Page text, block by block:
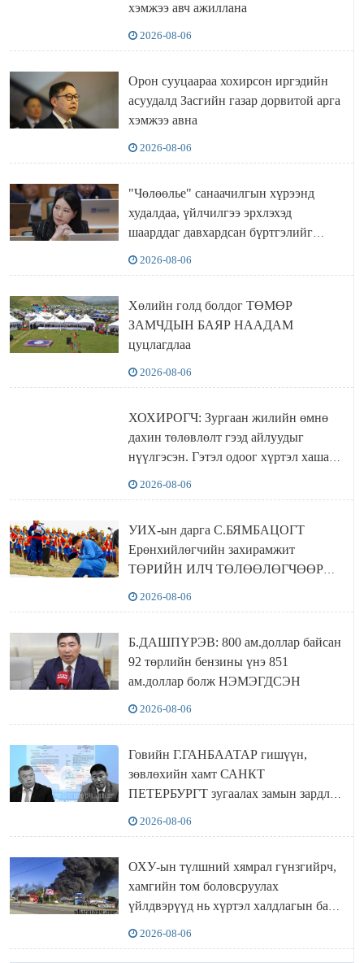
хэмжээ авч ажиллана
2026-08-06
Орон сууцаараа хохирсон иргэдийн
асуудалд Засгийн газар дорвитой арга
хэмжээ авна
2026-08-06
"Чөлөөлье" санаачилгын хүрээнд
худалдаа, үйлчилгээ эрхлэхэд
шаарддаг давхардсан бүртгэлийг
2026-08-06
Хөлийн голд болдог ТӨМӨР
ЗАМЧДЫН БАЯР НААДАМ
цуцлагдлаа
2026-08-06
ХОХИРОГЧ: Зургаан жилийн өмнө
дахин төлөвлөлт гээд айлуудыг
нүүлгэсэн. Гэтэл одоог хүртэл хашаа
2026-08-06
УИХ-ын дарга С.БЯМБАЦОГТ
Ерөнхийлөгчийн захирамжит
ТӨРИЙН ИЛЧ ТӨЛӨӨЛӨГЧӨӨР
2026-08-06
Б.ДАШПҮРЭВ: 800 ам.доллар байсан
92 төрлийн бензины үнэ 851
ам.доллар болж НЭМЭГДСЭН
2026-08-06
Говийн Г.ГАНБААТАР гишүүн,
зөвлөхийн хамт САНКТ
ПЕТЕРБУРГТ зугаалах замын зардлаа
2026-08-06
ОХУ-ын түлшний хямрал гүнзгийрч,
хамгийн том боловсруулах
үйлдвэрүүд нь хүртэл халдлагын бай
2026-08-06